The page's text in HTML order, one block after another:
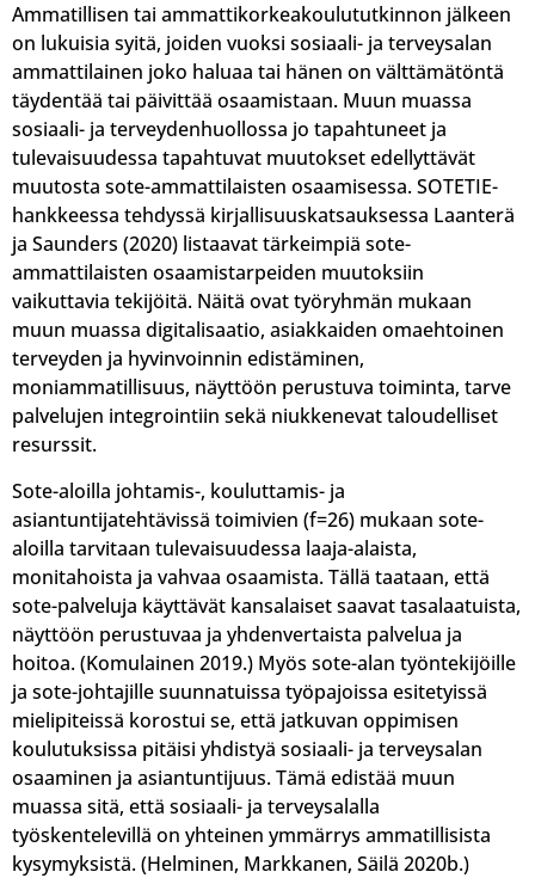
Ammatillisen tai ammattikorkeakoulututkinnon jälkeen
on lukuisia syitä, joiden vuoksi sosiaali- ja terveysalan
ammattilainen joko haluaa tai hänen on välttämätöntä
täydentää tai päivittää osaamistaan. Muun muassa
sosiaali- ja terveydenhuollossa jo tapahtuneet ja
tulevaisuudessa tapahtuvat muutokset edellyttävät
muutosta sote-ammattilaisten osaamisessa. SOTETIE-
hankkeessa tehdyssä kirjallisuuskatsauksessa Laanterä
ja Saunders (2020) listaavat tärkeimpiä sote-
ammattilaisten osaamistarpeiden muutoksiin
vaikuttavia tekijöitä. Näitä ovat työryhmän mukaan
muun muassa digitalisaatio, asiakkaiden omaehtoinen
terveyden ja hyvinvoinnin edistäminen,
moniammatillisuus, näyttöön perustuva toiminta, tarve
palvelujen integrointiin sekä niukkenevat taloudelliset
resurssit.
Sote-aloilla johtamis-, kouluttamis- ja
asiantuntijatehtävissä toimivien (f=26) mukaan sote-
aloilla tarvitaan tulevaisuudessa laaja-alaista,
monitahoista ja vahvaa osaamista. Tällä taataan, että
sote-palveluja käyttävät kansalaiset saavat tasalaatuista,
näyttöön perustuvaa ja yhdenvertaista palvelua ja
hoitoa. (Komulainen 2019.) Myös sote-alan työntekijöille
ja sote-johtajille suunnatuissa työpajoissa esitetyissä
mielipiteissä korostui se, että jatkuvan oppimisen
koulutuksissa pitäisi yhdistyä sosiaali- ja terveysalan
osaaminen ja asiantuntijuus. Tämä edistää muun
muassa sitä, että sosiaali- ja terveysalalla
työskentelevillä on yhteinen ymmärrys ammatillisista
kysymyksistä. (Helminen, Markkanen, Säilä 2020b.)